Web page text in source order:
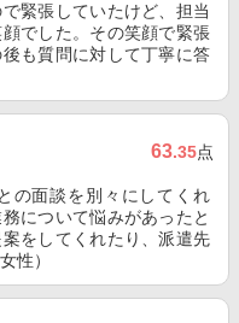
緊張していたけど、担当
でした。その笑顔で緊張
も質問に対して丁寧に答
63.35点
の面談を別々にしてくれ
について悩みがあったと
をしてくれたり、派遣先
性）